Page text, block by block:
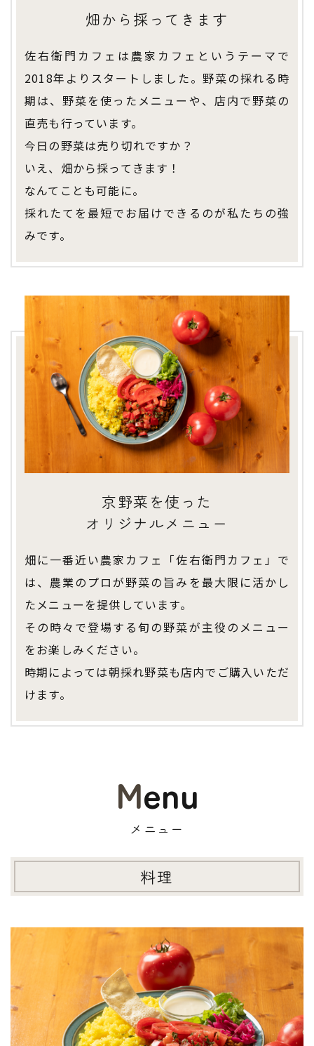
畑から採ってきます
佐右衛門カフェは農家カフェというテーマで
2018年よりスタートしました。野菜の採れる時
期は、野菜を使ったメニューや、店内で野菜の
直売も行っています。
今日の野菜は売り切れですか？
いえ、畑から採ってきます！
なんてことも可能に。
採れたてを最短でお届けできるのが私たちの強
みです。
京野菜を使った
​​​​​​​オリジナルメニュー
畑に一番近い農家カフェ「佐右衛門カフェ」で
は、農業のプロが野菜の旨みを最大限に活かし
たメニューを提供しています。
その時々で登場する旬の野菜が主役のメニュー
をお楽しみください。
時期によっては朝採れ野菜も店内でご購入いただ
けます。
Menu
メニュー
料理